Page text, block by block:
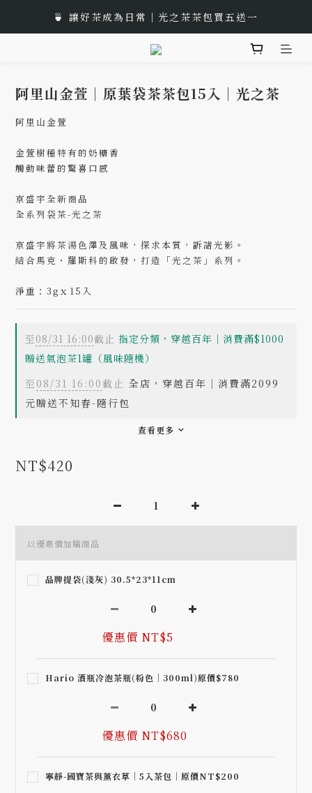
🎁 中秋佳節以茶獻禮｜茶包、茶葉禮品推薦
🌟 全新風味上市｜《台灣武夷雙星》
🎁 中秋佳節以茶獻禮｜茶包、茶葉禮品推薦
阿里山金萱｜原葉袋茶茶包15入｜光之茶
阿里山金萱
金萱樹種特有的奶糖香
觸動味蕾的驚喜口感
京盛宇全新商品
全系列袋茶-光之茶
京盛宇將茶湯色澤及風味，探求本質，訴諸光影。
結合馬克・羅斯科的啟發，打造「光之茶」系列。
淨重：3gｘ15入
至08/31 16:00截止 指定分類，穿越百年｜消費滿$1000
贈送氣泡茶1罐（風味隨機）
至 08/31 16:00截止 全店，穿越百年｜消費滿2099
元贈送不知春-隨行包
查看更多
NT$420
以優惠價加購商品
品牌提袋(淺灰) 30.5*23*11cm
優惠價 NT$5
Hario 酒瓶冷泡茶瓶(粉色｜300ml)原價$780
優惠價 NT$680
寧靜-國寶茶與薰衣草｜5入茶包｜原價NT$200